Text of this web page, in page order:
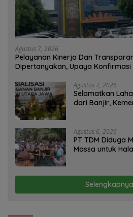
Agustus 7, 2026
Pelayanan Kinerja Dan
Dipertanyakan, Upaya Konfirmasi
Agustus 7, 2026
Selamatkan
dari Banjir,
Agustus 6, 2026
PT TDM Diduga
Massa untuk
Selengkapnya